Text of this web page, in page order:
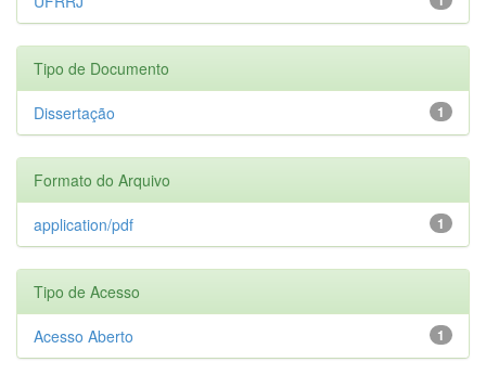
Tipo de Documento
1
Dissertação
Formato do Arquivo
1
application/pdf
Tipo de Acesso
1
Acesso Aberto